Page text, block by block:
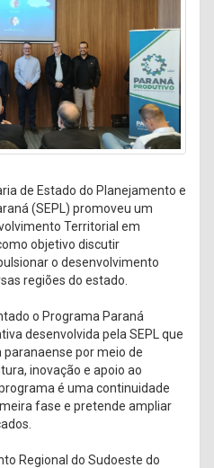
de Estado do Planejamento e
(SEPL) promoveu um
Territorial em
objetivo discutir
o desenvolvimento
regiões do estado.
o Programa Paraná
desenvolvida pela SEPL que
por meio de
inovação e apoio ao
é uma continuidade
fase e pretende ampliar
Regional do Sudoeste do